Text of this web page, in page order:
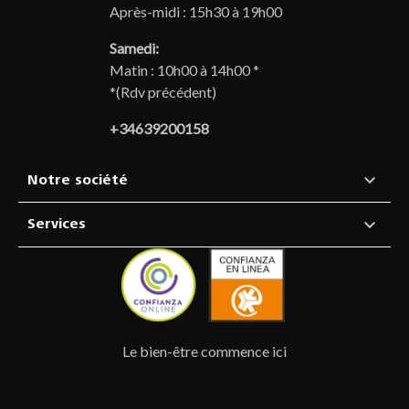
Après-midi : 15h30 à 19h00
Samedi:
Matin : 10h00 à 14h00 *
*(Rdv précédent)
+34639200158
Notre société 
Services 
Le bien-être commence ici